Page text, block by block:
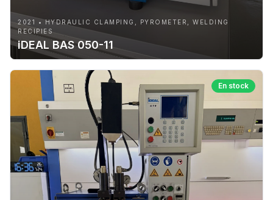
2021 • HYDRAULIC CLAMPING, PYROMETER, WELDING
RECIPIES
iDEAL BAS 050-11
En stock